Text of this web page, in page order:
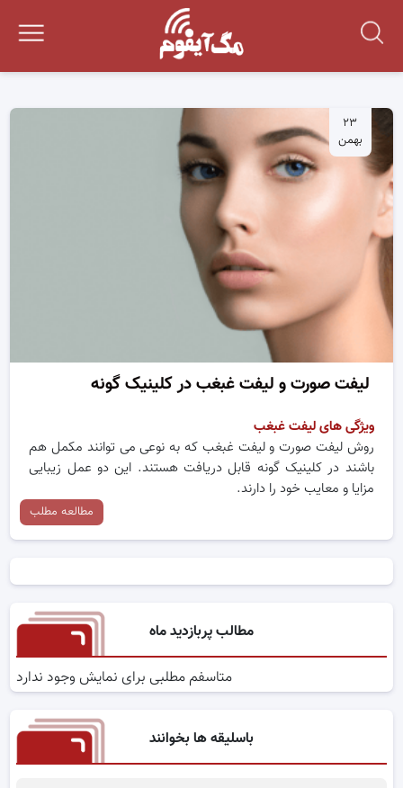
۲۳
بهمن
لیفت صورت و لیفت غبغب در کلینیک گونه
ویژگی های لیفت غبغب
روش لیفت صورت و لیفت غبغب که به نوعی می توانند مکمل هم
باشند در کلینیک گونه قابل دریافت هستند. این دو عمل زیبایی
مزایا و معایب خود را دارند.
مطالعه مطلب
مطالب پربازدید ماه
متاسفم مطلبی برای نمایش وجود ندارد
باسلیقه ها بخوانند